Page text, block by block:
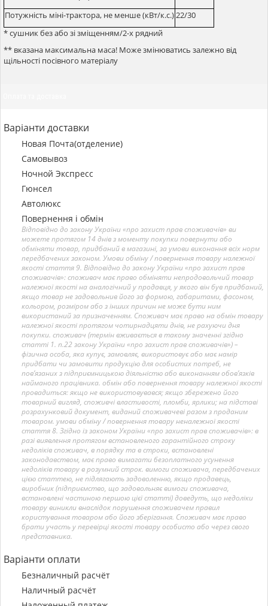
Потужність міні-трактора, не менше (кВт/к.с.) 22/30
* сушник без або зі зміщенням/2-х рядний
** вказана максимальна маса! Може змінюватись залежно від
щільності посівного матеріалу
Варіанти доставки
Новая Почта(отделение)
Самовывоз
Ночной Экспресс
Гюнсел
Автолюкс
Повернення і обмін
Відповідно до закону України «про захист прав споживачів» ви
можете протягом 14 днів з моменту покупки повернути або
обміняти товар, придбаний в магазині, за умови виконання всіх норм
передбачених законом. Умови обміну / повернення товару належної
якості стаття 9. Відповідно до закону України «про захист прав
споживачів»: споживач має право обміняти непродовольчий товар
належної якості на аналогічний у продавця, у якого він був придбаний,
якщо товар не задовольнив його за формою, габаритами, фасоном,
кольором, розміром або з інших причин не може бути ним
використаний за призначенням. Споживач має право на обмін товару
належної якості протягом чотирнадцяти днів, не рахуючи дня
покупки. споживач (термін вживається в такому значенні згідно
статті 1. п.22 закону України «про захист прав споживачів») –
фізична особа, яка купує, замовляє, використовує або має намір
придбати чи замовити продукцію для особистих потреб, не
пов’язаних з підприємницькою діяльністю або виконанням обов’язків
найманого працівника. обмін або повернення товару належної якості
провадиться: якщо не використовувався; якщо збережено його
товарний вигляд, споживчі властивості, пломби, ярлики; на підставі
розрахунковий документ, виданий споживачеві разом з проданим
товаром. умови обміну / повернення товару неналежної якості
стаття 8. Згідно із законом України «про захист прав споживачів»: в
разі виявлення протягом встановленого гарантійного строку
недоліків споживач, в порядку та в строки, встановлені
законодавством, має право вимагати безоплатного усунення
недоліків товару в розумний строк. вимоги споживача, передбачених
цією статтею, не підлягають задоволенню, якщо продавець,
виробник (підприємство, що задовольняє вимоги споживача,
встановлені частиною першою цієї статті) доведуть, що недоліки
товару виникли внаслідок порушення споживачем правил
користування товаром або його зберігання. Споживач має право
брати участь у перевірці якості товару особисто або через свого
представника.
Варіанти оплати
Безналичный расчёт
Наличный расчёт